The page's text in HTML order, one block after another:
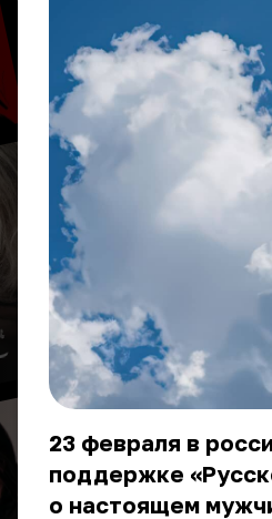
23 февраля в
поддержке
о настоящем